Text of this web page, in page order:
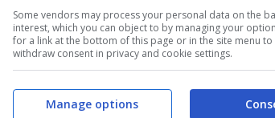
Some vendors may process your personal data on the
interest, which you can object to by managing your
for a link at the bottom of this page or in the site menu
withdraw consent in privacy and cookie settings.
Manage options